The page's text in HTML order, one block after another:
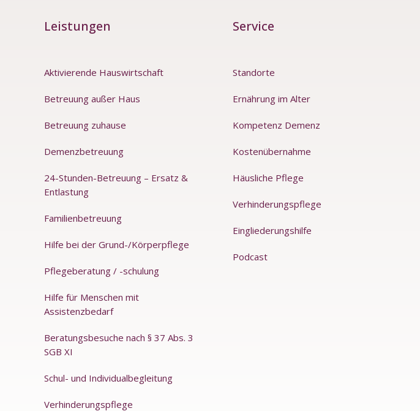
Leistungen
Aktivierende Hauswirtschaft
Betreuung außer Haus
Betreuung zuhause
Demenzbetreuung
24-Stunden-Betreuung – Ersatz &
Entlastung
Familienbetreuung
Hilfe bei der Grund-/Körperpflege
Pflegeberatung / -schulung
Hilfe für Menschen mit
Assistenzbedarf
Beratungsbesuche nach § 37 Abs. 3
SGB XI
Schul- und Individualbegleitung
Verhinderungspflege
Service
Standorte
Ernährung im Alter
Kompetenz Demenz
Kostenübernahme
Häusliche Pflege
Verhinderungspflege
Eingliederungshilfe
Podcast